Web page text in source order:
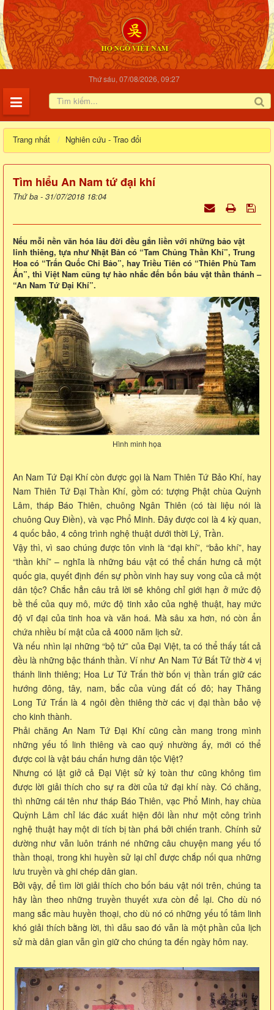
Thứ sáu, 07/08/2026, 09:27
Trang nhất Nghiên cứu - Trao đổi
Tìm hiểu An Nam tứ đại khí
Thứ ba - 31/07/2018 18:04
Nếu mỗi nền văn hóa lâu đời đều gắn liền với những bảo vật
linh thiêng, tựa như Nhật Bản có “Tam Chủng Thần Khí”, Trung
Hoa có “Trấn Quốc Chi Bảo”, hay Triều Tiên có “Thiên Phù Tam
Ấn”, thì Việt Nam cũng tự hào nhắc đến bốn báu vật thần thánh –
“An Nam Tứ Đại Khí”.
Hình minh họa
An Nam Tứ Đại Khí còn được gọi là Nam Thiên Tứ Bảo Khí, hay
Nam Thiên Tứ Đại Thần Khí, gồm có: tượng Phật chùa Quỳnh
Lâm, tháp Báo Thiên, chuông Ngân Thiên (có tài liệu nói là
chuông Quy Điền), và vạc Phổ Minh. Đây được coi là 4 kỳ quan,
4 quốc bảo, 4 công trình nghệ thuật dưới thời Lý, Trần.
Vậy thì, vì sao chúng được tôn vinh là “đại khí”, “bảo khí”, hay
“thần khí” – nghĩa là những báu vật có thể chấn hưng cả một
quốc gia, quyết định đến sự phồn vinh hay suy vong của cả một
dân tộc? Chắc hẳn câu trả lời sẽ không chỉ giới hạn ở mức độ
bề thế của quy mô, mức độ tinh xảo của nghệ thuật, hay mức
độ vĩ đại của tinh hoa và văn hoá. Mà sâu xa hơn, nó còn ẩn
chứa nhiều bí mật của cả 4000 năm lịch sử.
Và nếu nhìn lại những “bộ tứ” của Đại Việt, ta có thể thấy tất cả
đều là những bậc thánh thần. Ví như An Nam Tứ Bất Tử thờ 4 vị
thánh linh thiêng; Hoa Lư Tứ Trấn thờ bốn vị thần trấn giữ các
hướng đông, tây, nam, bắc của vùng đất cố đô; hay Thăng
Long Tứ Trấn là 4 ngôi đền thiêng thờ các vị đại thần bảo vệ
cho kinh thành.
Phải chăng An Nam Tứ Đại Khí cũng cần mang trong mình
những yếu tố linh thiêng và cao quý nhường ấy, mới có thể
được coi là vật báu chấn hưng dân tộc Việt?
Nhưng có lật giở cả Đại Việt sử ký toàn thư cũng không tìm
được lời giải thích cho sự ra đời của tứ đại khí này. Có chăng,
thì những cái tên như tháp Báo Thiên, vạc Phổ Minh, hay chùa
Quỳnh Lâm chỉ lác đác xuất hiện đôi lần như một công trình
nghệ thuật hay một di tích bị tàn phá bởi chiến tranh. Chính sử
dường như vẫn luôn tránh né những câu chuyện mang yếu tố
thần thoại, trong khi huyền sử lại chỉ được chắp nối qua những
lưu truyền và ghi chép dân gian.
Bởi vậy, để tìm lời giải thích cho bốn báu vật nói trên, chúng ta
hãy lần theo những truyền thuyết xưa còn để lại. Cho dù nó
mang sắc màu huyền thoại, cho dù nó có những yếu tố tâm linh
khó giải thích bằng lời, thì dẫu sao đó vẫn là một phần của lịch
sử mà dân gian vẫn gìn giữ cho chúng ta đến ngày hôm nay.